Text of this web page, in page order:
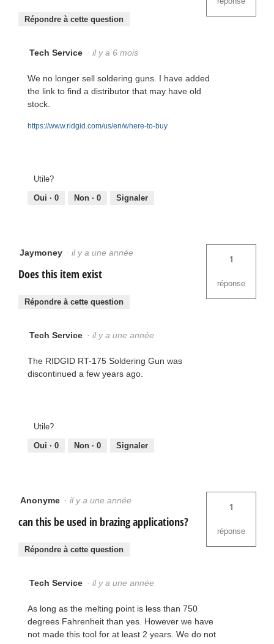
Répondre à cette question
Tech Service · il y a 6 mois
We no longer sell soldering guns. I have added
the link to find a distributor that may have old
stock.
https://www.ridgid.com/us/en/where-to-buy
Utile?
Oui · 0 Non · 0 Signaler
Jaymoney · il y a une année
Does this item exist
1
réponse
Répondre à cette question
Tech Service · il y a une année
The RIDGID RT-175 Soldering Gun was
discontinued a few years ago.
Utile?
Oui · 0 Non · 0 Signaler
Anonyme · il y a une année
can this be used in brazing applications?
1
réponse
Répondre à cette question
Tech Service · il y a une année
As long as the melting point is less than 750
degrees Fahrenheit than yes. However we have
not made this tool for at least 2 years. We do not